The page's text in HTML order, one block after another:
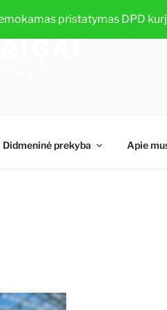
pristatymas DPD
Didmeninė prekyba Apie